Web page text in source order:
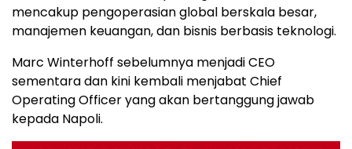
mencakup pengoperasian global berskala besar,
manajemen keuangan, dan bisnis berbasis teknologi.
Marc Winterhoff sebelumnya menjadi CEO
sementara dan kini kembali menjabat Chief
Operating Officer yang akan bertanggung jawab
kepada Napoli.